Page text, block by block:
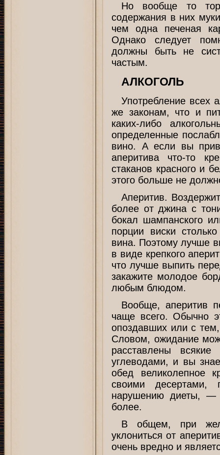
Но вообще то
содержания в них
чем одна печеная
Однако следует
должны быть не
частым.
АЛКОГОЛЬ
Употребление всех
же законам, что и
каких-либо
определенные
вино. А если вы
аперитива что-то
стаканов красного и
этого больше не
Аперитив.
более от джина с
бокал шампанского
порции виски
вина. Поэтому лучше
в виде крепкого
что лучше выпить
закажите молодое
любым блюдом.
Вообще, аперитив
чаще всего. Обычно
опоздавших или с
Словом, ожидание
расставлены
углеводами, и вы
обед великолепное
своими десертами,
нарушению диеты, —
более.
В общем, при
уклониться от
очень вредно и